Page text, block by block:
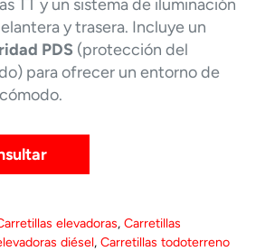
TT y un sistema de iluminación
y trasera. Incluye un
PDS (protección del
para ofrecer un entorno de
elevadoras,Carretillas
diésel,Carretillas todoterreno